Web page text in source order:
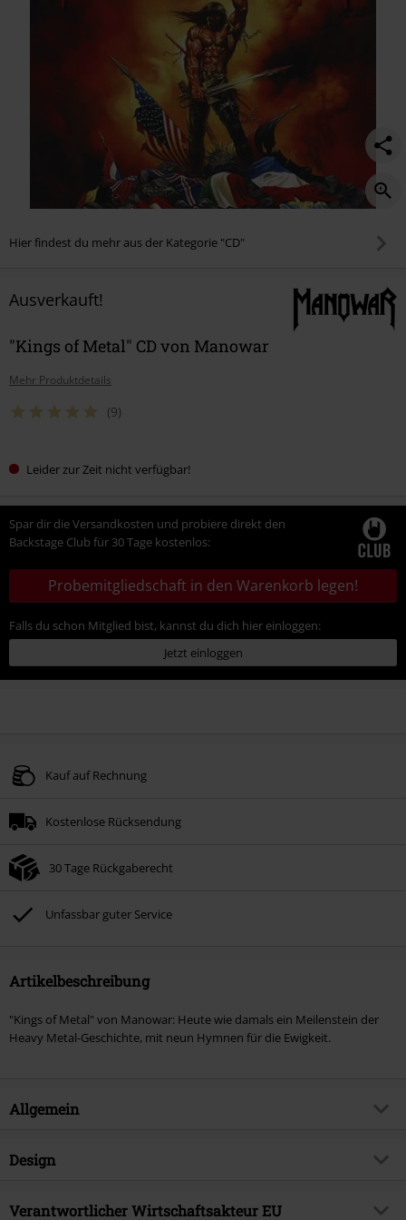
Hier findest du mehr aus der Kategorie "CD"
Ausverkauft!
"Kings of Metal" CD von Manowar
Mehr Produktdetails
(9)
Leider zur Zeit nicht verfügbar!
Spar dir die Versandkosten und probiere direkt den
Backstage Club für 30 Tage kostenlos:
Probemitgliedschaft in den Warenkorb legen!
Falls du schon Mitglied bist, kannst du dich hier einloggen:
Jetzt einloggen
Kauf auf Rechnung
Kostenlose Rücksendung
30 Tage Rückgaberecht
Unfassbar guter Service
Artikelbeschreibung
"Kings of Metal" von Manowar: Heute wie damals ein Meilenstein der
Heavy Metal-Geschichte, mit neun Hymnen für die Ewigkeit.
Allgemein
Artikelnummer:
Musikgenre
Heavy Metal
Design
Produkt-Typ
CD
Verantwortlicher Wirtschaftsakteur EU